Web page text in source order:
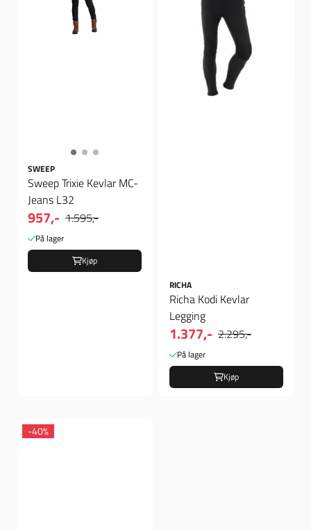
SWEEP
Sweep Trixie Kevlar MC-
Jeans L32
957,- 1.595,-
På lager
Kjøp
RICHA
Richa Kodi Kevlar
Legging
1.377,- 2.295,-
På lager
Kjøp
-40%